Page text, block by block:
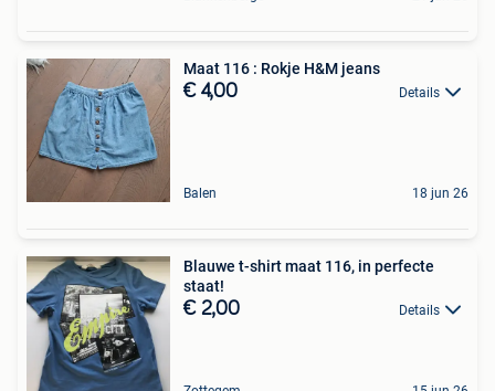
Maat 116 : Rokje H&M jeans
€ 4,00 Details
Balen 18 jun 26
Blauwe t-shirt maat 116, in perfecte
staat!
€ 2,00 Details